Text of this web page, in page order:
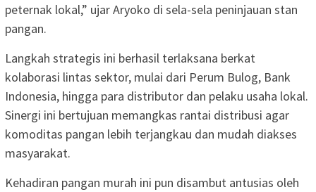
peternak lokal,” ujar Aryoko di sela-sela peninjauan stan
pangan.
Langkah strategis ini berhasil terlaksana berkat
kolaborasi lintas sektor, mulai dari Perum Bulog, Bank
Indonesia, hingga para distributor dan pelaku usaha lokal.
Sinergi ini bertujuan memangkas rantai distribusi agar
komoditas pangan lebih terjangkau dan mudah diakses
masyarakat.
Kehadiran pangan murah ini pun disambut antusias oleh